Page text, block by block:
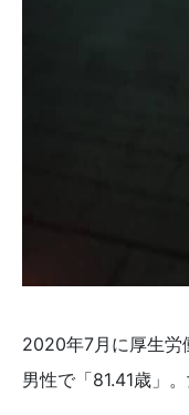
2020年7月に厚生労
男性で「81.41歳」